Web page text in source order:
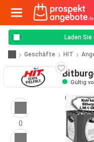
Laden
Geschäfte HIT
Gültig
0